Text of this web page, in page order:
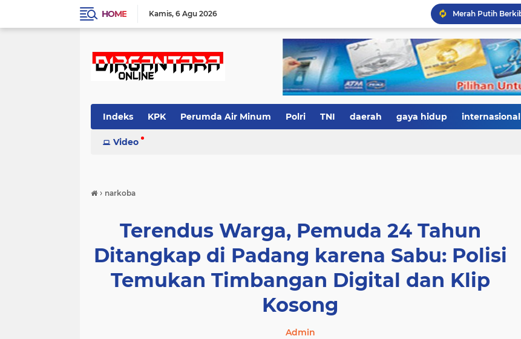
HOME Kamis 6 Agu 2026
Indeks KPK Perumda Air Minum Polri TNI daerah gaya hidup internasional
Video
› narkoba
Terendus Warga, Pemuda 24 Tahun
Ditangkap di Padang karena Sabu: Polisi
Temukan Timbangan Digital dan Klip
Kosong
Admin